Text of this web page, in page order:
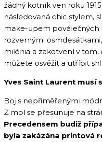
žádný kotník ven roku
následovaná chic stylem,
make-upem poválečných
rozvernými osmdesátkami,
milénia a zakotvení v tom,
můžete osvěžit a utříbit
Yves Saint Laurent musí
Boj s nepřiměřenými
Z mol se přesunuje na
Precedensem budiž
byla zakázána printová